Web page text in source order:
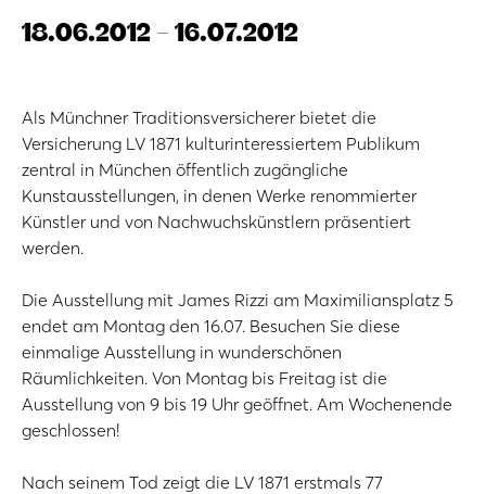
18.06.2012 - 16.07.2012
Als Münchner Traditionsversicherer bietet die
Versicherung LV 1871 kulturinteressiertem Publikum
zentral in München öffentlich zugängliche
Kunstausstellungen, in denen Werke renommierter
Künstler und von Nachwuchskünstlern präsentiert
werden.
Die Ausstellung mit James Rizzi am Maximiliansplatz 5
endet am Montag den 16.07. Besuchen Sie diese
einmalige Ausstellung in wunderschönen
Räumlichkeiten. Von Montag bis Freitag ist die
Ausstellung von 9 bis 19 Uhr geöffnet. Am Wochenende
geschlossen!
Nach seinem Tod zeigt die LV 1871 erstmals 77